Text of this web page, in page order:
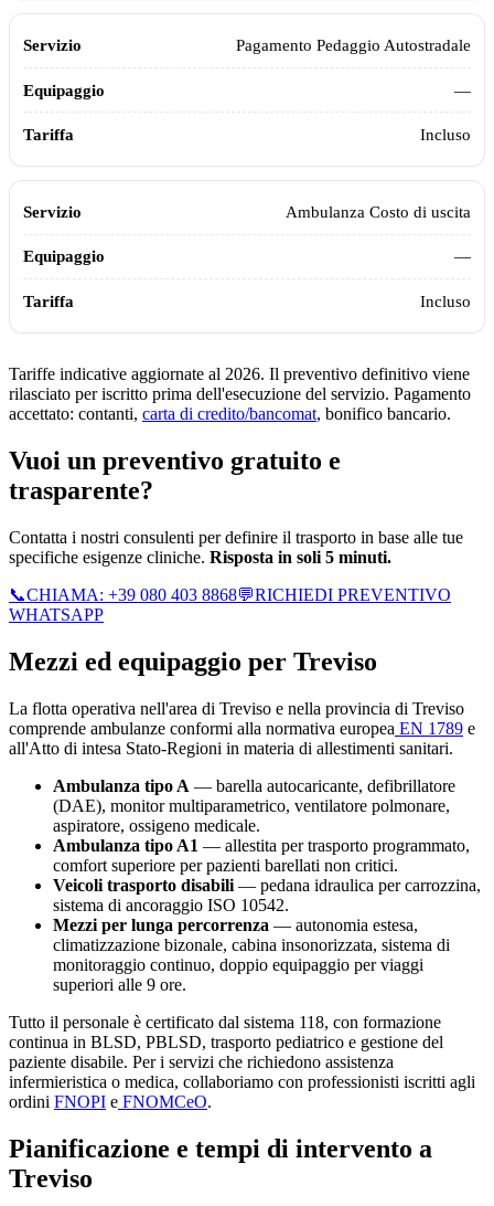
Pagamento Pedaggio Autostradale
—
Incluso
Ambulanza Costo di uscita
—
Incluso
Tariffe indicative aggiornate al 2026. Il preventivo definitivo viene
rilasciato per iscritto prima dell'esecuzione del servizio. Pagamento
accettato: contanti, carta di credito/bancomat, bonifico bancario.
Vuoi un preventivo gratuito e
trasparente?
Contatta i nostri consulenti per definire il trasporto in base alle tue
specifiche esigenze cliniche. Risposta in soli 5 minuti.
📞CHIAMA: +39 080 403 8868💬RICHIEDI PREVENTIVO
WHATSAPP
Mezzi ed equipaggio per Treviso
La flotta operativa nell'area di Treviso e nella provincia di Treviso
comprende ambulanze conformi alla normativa europea EN 1789 e
all'Atto di intesa Stato-Regioni in materia di allestimenti sanitari.
Ambulanza tipo A — barella autocaricante, defibrillatore
(DAE), monitor multiparametrico, ventilatore polmonare,
aspiratore, ossigeno medicale.
Ambulanza tipo A1 — allestita per trasporto programmato,
comfort superiore per pazienti barellati non critici.
Veicoli trasporto disabili — pedana idraulica per carrozzina,
sistema di ancoraggio ISO 10542.
Mezzi per lunga percorrenza — autonomia estesa,
climatizzazione bizonale, cabina insonorizzata, sistema di
monitoraggio continuo, doppio equipaggio per viaggi
superiori alle 9 ore.
Tutto il personale è certificato dal sistema 118, con formazione
continua in BLSD, PBLSD, trasporto pediatrico e gestione del
paziente disabile. Per i servizi che richiedono assistenza
infermieristica o medica, collaboriamo con professionisti iscritti agli
ordini FNOPI e FNOMCeO.
Pianificazione e tempi di intervento a
Treviso